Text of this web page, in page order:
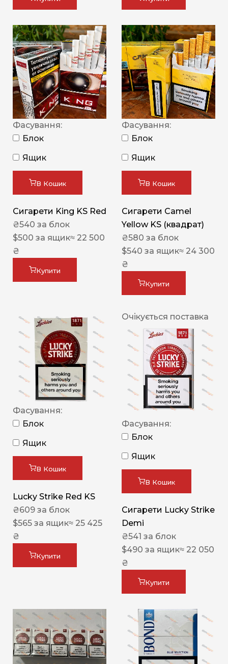
Фасування:
Блок
Ящик
В Кошик
Сигарети King KS Red
₴540 за блок
$500 за ящик≈ 22 500
₴
Купити
Фасування:
Блок
Ящик
В Кошик
Сигарети Camel
Yellow KS (квадрат)
₴580 за блок
$540 за ящик≈ 24 300
₴
Купити
Фасування:
Блок
Ящик
В Кошик
Lucky Strike Red KS
₴609 за блок
$565 за ящик≈ 25 425
₴
Купити
Очікується поставка
Фасування:
Блок
Ящик
В Кошик
Сигарети Lucky Strike
Demi
₴541 за блок
$490 за ящик≈ 22 050
₴
Купити